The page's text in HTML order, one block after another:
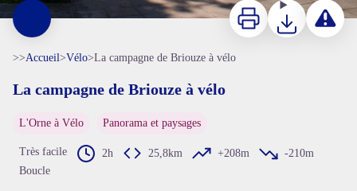
Voir l'image en plein écran
ImprimerTéléchargerSignaler
>>Accueil>Vélo>La campagne de Briouze à vélo
La campagne de Briouze à vélo
L'Orne à Vélo Panorama et paysages
Très facile 2h 25,8km +208m
-210m
Boucle